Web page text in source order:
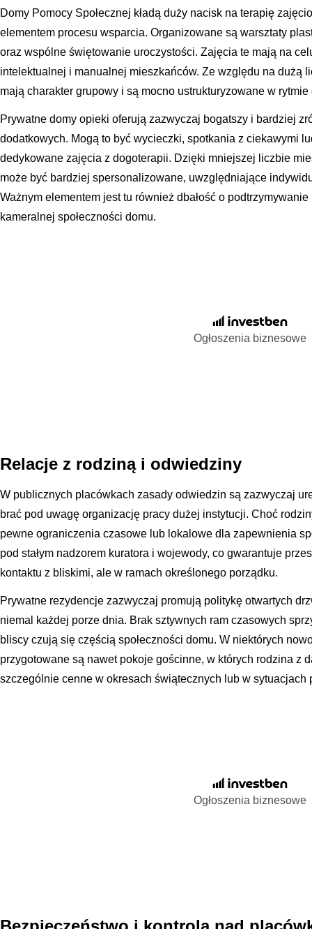
Domy Pomocy Społecznej kładą duży nacisk na terapię
elementem procesu wsparcia. Organizowane są warsztaty
oraz wspólne świętowanie uroczystości. Zajęcia te mają na
intelektualnej i manualnej mieszkańców. Ze względu na dużą
mają charakter grupowy i są mocno ustrukturyzowane w rytmie
Prywatne domy opieki oferują zazwyczaj bogatszy i bardziej
dodatkowych. Mogą to być wycieczki, spotkania z ciekawymi
dedykowane zajęcia z dogoterapii. Dzięki mniejszej liczbie
może być bardziej spersonalizowane, uwzględniające
Ważnym elementem jest tu również dbałość o
kameralnej społeczności domu.
Ogłoszenia biznesowe
Relacje z rodziną i odwiedziny
W publicznych placówkach zasady odwiedzin są zazwyczaj
brać pod uwagę organizację pracy dużej instytucji. Choć
pewne ograniczenia czasowe lub lokalowe dla zapewnienia
pod stałym nadzorem kuratora i wojewody, co gwarantuje
kontaktu z bliskimi, ale w ramach określonego porządku.
Prywatne rezydencje zazwyczaj promują politykę otwartych
niemal każdej porze dnia. Brak sztywnych ram czasowych
bliscy czują się częścią społeczności domu. W niektórych
przygotowane są nawet pokoje gościnne, w których rodzina z
szczególnie cenne w okresach świątecznych lub w
Ogłoszenia biznesowe